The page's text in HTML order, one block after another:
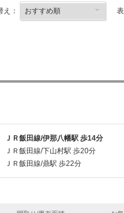
え：
ＪＲ飯田線/伊那八幡駅 歩14分
ＪＲ飯田線/下山村駅 歩20分
ＪＲ飯田線/鼎駅 歩22分